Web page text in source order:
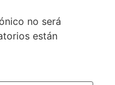
no será
están